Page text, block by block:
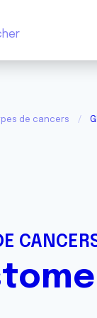
de cancers